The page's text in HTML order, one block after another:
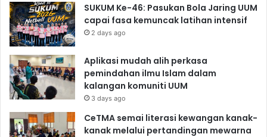
SUKUM Ke-46: Pasukan Bola Jaring UUM
capai fasa kemuncak latihan intensif
2 days ago
Aplikasi mudah alih perkasa
pemindahan ilmu Islam dalam
kalangan komuniti UUM
3 days ago
CeTMA semai literasi kewangan kanak-
kanak melalui pertandingan mewarna